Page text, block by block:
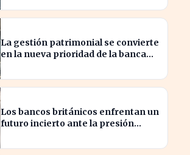
La gestión patrimonial se convierte
en la nueva prioridad de la banca
Los bancos británicos enfrentan un
futuro incierto ante la presión